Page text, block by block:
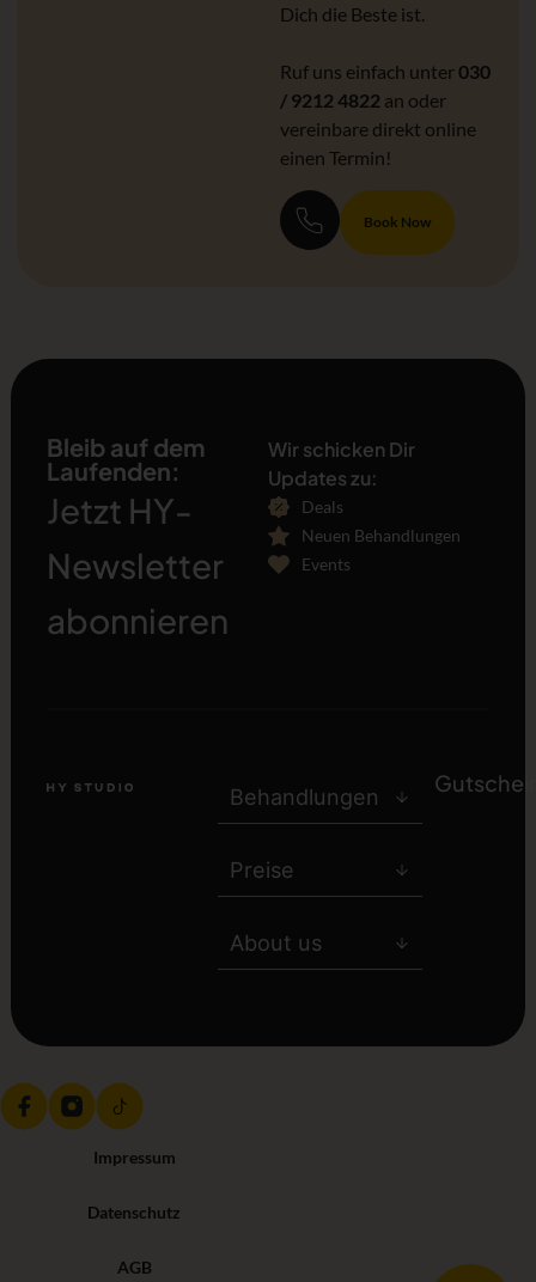
Dich die Beste ist.
Ruf uns einfach unter030
/ 9212 4822 an oder
vereinbare direkt online
einen Termin!
Book Now
Bleib auf dem
Laufenden:
Jetzt HY-
Newsletter
abonnieren
Wir schicken Dir
Updates zu:
Deals
Neuen Behandlungen
Events
Behandlungen
Preise
About us
Impressum
Datenschutz
AGB